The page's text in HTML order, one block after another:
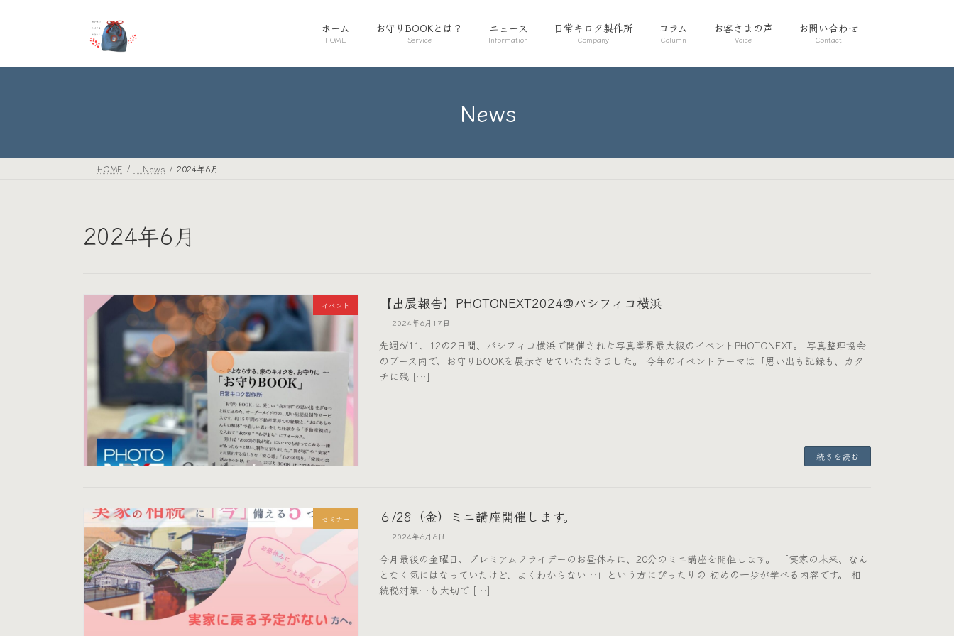
プ
動
ホーム
HOME
お守りBOOKとは？
Service
ニュース
Information
日常キロク製作所
Company
コラム
Column
お客さまの声
Voice
お問い合わせ
Contact
News
HOME News 2024年6月
2024年6月
イベント 【出展報告】PHOTONEXT2024@パシフィコ横浜
2024年6月17日
先週6/11、12の2日間、パシフィコ横浜で開催された写真業界最大級のイベントPHOTONEXT。 写真整理協会
のブース内で、お守りBOOKを展示させていただきました。 今年のイベントテーマは「思い出も記録も、カタ
チに残 […]
続きを読む
セミナー ６/28（金）ミニ講座開催します。
2024年6月6日
今月最後の金曜日、プレミアムフライデーのお昼休みに、20分のミニ講座を開催します。 「実家の未来、なん
となく気にはなっていたけど、よくわからない…」という方にぴったりの 初めの一歩が学べる内容です。 相
続税対策…も大切で […]